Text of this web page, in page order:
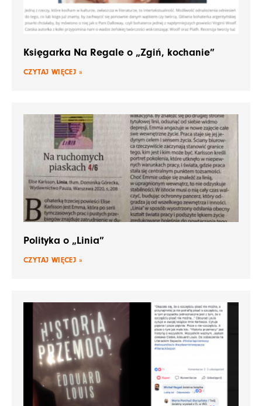
Księgarka Na Regale o „Zgiń, kochanie”
CZYTAJ WIĘCEJ »
Polityka o „Linia”
CZYTAJ WIĘCEJ »